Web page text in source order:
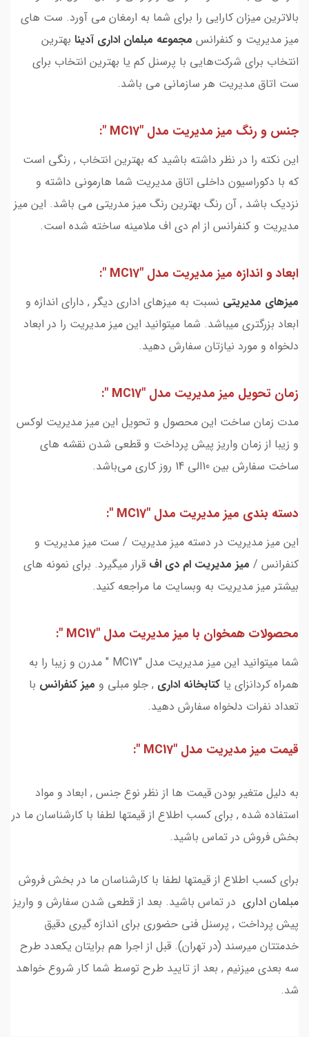
بالاترین میزان کارایی را برای شما به ارمغان می آورد. ست های
میز مدیریت و کنفرانس مجموعه مبلمان اداری آدینا بهترین
انتخاب برای شرکت‌هایی با پرسنل کم یا بهترین انتخاب برای
ست اتاق مدیریت هر سازمانی می باشد.
جنس و رنگ میز مدیریت مدل "MC17 ":
این نکته را در نظر داشته باشید که بهترین انتخاب , رنگی است
که با دکوراسیون داخلی اتاق مدیریت شما هارمونی داشته و
نزدیک باشد , آن رنگ بهترین رنگ میز مدریتی می باشد. این میز
مدیریت و کنفرانس از ام دی اف ملامینه ساخته شده است.
ابعاد و اندازه میز مدیریت مدل "MC17 ":
میزهای مدیریتی نسبت به میزهای اداری دیگر , دارای اندازه و
ابعاد بزرگتری میباشد. شما میتوانید این میز مدیریت را در ابعاد
دلخواه و مورد نیازتان سفارش دهید.
زمان تحویل میز مدیریت مدل "MC17 ":
مدت زمان ساخت این محصول و تحویل این میز مدیریت لوکس
و زیبا از زمان واریز پیش پرداخت و قطعی شدن نقشه های
ساخت سفارش بین 10الی 14 روز کاری می‌باشد.
دسته بندی میز مدیریت مدل "MC17 ":
این میز مدیریت در دسته میز مدیریت / ست میز مدیریت و
کنفرانس / میز مدیریت ام دی اف قرار میگیرد. برای نمونه های
بیشتر میز مدیریت به وبسایت ما مراجعه کنید.
محصولات همخوان با میز مدیریت مدل "MC17 ":
شما میتوانید این میز مدیریت مدل "MC17 " مدرن و زیبا را به
همراه کردانزای یا کتابخانه اداری , جلو مبلی و میز کنفرانس با
تعداد نفرات دلخواه سفارش دهید.
قیمت میز مدیریت مدل "MC17 ":
به دلیل متغیر بودن قیمت ها از نظر نوع جنس , ابعاد و مواد
استفاده شده , برای کسب اطلاع از قیمتها لطفا با کارشناسان ما در
بخش فروش در تماس باشید.
برای کسب اطلاع از قیمتها لطفا با کارشناسان ما در بخش فروش
مبلمان اداری در تماس باشید. بعد از قطعی شدن سفارش و واریز
پیش پرداخت , پرسنل فنی حضوری برای اندازه گیری دقیق
خدمتتان میرسند (در تهران). قبل از اجرا هم برایتان یکعدد طرح
سه بعدی میزنیم , بعد از تایید طرح توسط شما کار شروع خواهد
شد.